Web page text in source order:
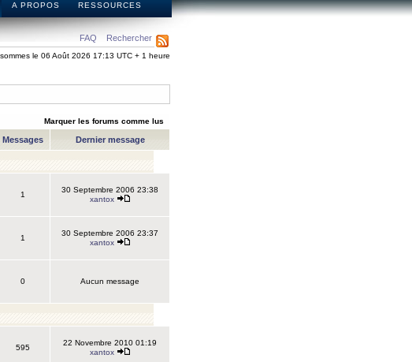
A PROPOS RESSOURCES
FAQ Rechercher
le 06 Août 2026 17:13 UTC + 1 heure
Marquer les forums comme lus
Messages Dernier message
1
30 Septembre 2006 23:38
xantox
1
30 Septembre 2006 23:37
xantox
0 Aucun message
595
22 Novembre 2010 01:19
xantox